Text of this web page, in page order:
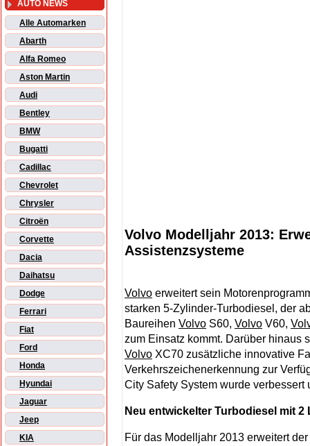
AUTO NEWS
Alle Automarken
Abarth
Alfa Romeo
Aston Martin
Audi
Bentley
BMW
Bugatti
Cadillac
Chevrolet
Chrysler
Citroën
Corvette
Dacia
Daihatsu
Dodge
Ferrari
Fiat
Ford
Honda
Hyundai
Jaguar
Jeep
KIA
Volvo Modelljahr 2013:
Assistenzsysteme
Volvo erweitert sein
starken 5-Zylinder-Turbodiesel, der
Baureihen Volvo S60, Volvo V60,
zum Einsatz kommt. Darüber hinaus
Volvo XC70 zusätzliche innovative
Verkehrszeichenerkennung zur
City Safety System wurde verbessert
Neu entwickelter Turbodiesel mit 2
Für das Modelljahr 2013 erweitert